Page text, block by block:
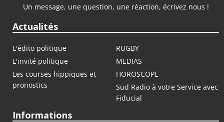
Un message, une question, une réaction, écrivez nous !
Actualités
L'édito politique
RUGBY
L'invité politique
MEDIAS
Les courses hippiques et
pronostics
HOROSCOPE
Sud Radio à votre Service avec
Fiducial
Informations